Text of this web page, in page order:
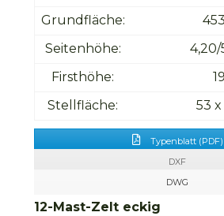
Grundfläche:
Seitenhöhe:
4,20/
Firsthöhe:
Stellfläche:
53 x
Typenblatt (PDF)
DXF
DWG
12-Mast-Zelt eckig